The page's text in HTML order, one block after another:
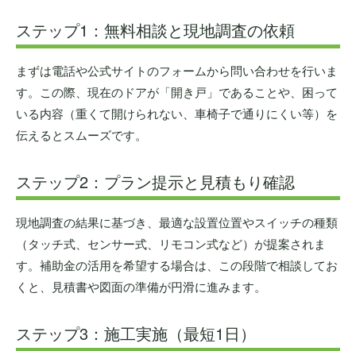
ステップ1：無料相談と現地調査の依頼
まずは電話や公式サイトのフォームから問い合わせを行いま
す。この際、現在のドアが「開き戸」であることや、困って
いる内容（重くて開けられない、車椅子で通りにくい等）を
伝えるとスムーズです。
ステップ2：プラン提示と見積もり確認
現地調査の結果に基づき、最適な設置位置やスイッチの種類
（タッチ式、センサー式、リモコン式など）が提案されま
す。補助金の活用を希望する場合は、この段階で相談してお
くと、見積書や図面の準備が円滑に進みます。
ステップ3：施工実施（最短1日）